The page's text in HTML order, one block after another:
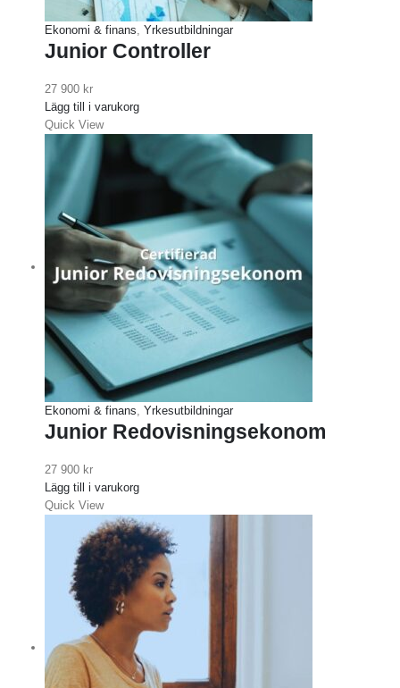
Ekonomi & finans, Yrkesutbildningar
Junior Controller
27 900 kr
Lägg till i varukorg
Quick View
Ekonomi & finans, Yrkesutbildningar
Junior Redovisningsekonom
27 900 kr
Lägg till i varukorg
Quick View